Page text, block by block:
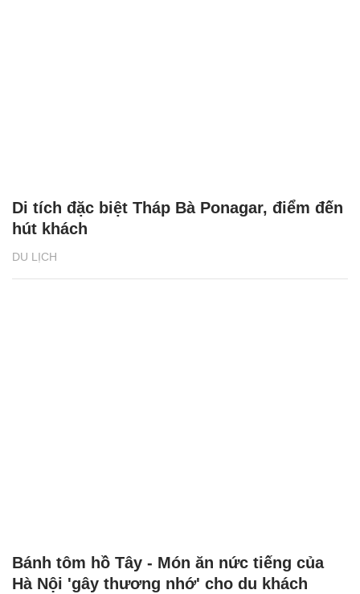
DU LỊCH
Di tích đặc biệt Tháp Bà Ponagar, điểm đến
hút khách
Bánh tôm hồ Tây - Món ăn nức tiếng của
Hà Nội 'gây thương nhớ' cho du khách